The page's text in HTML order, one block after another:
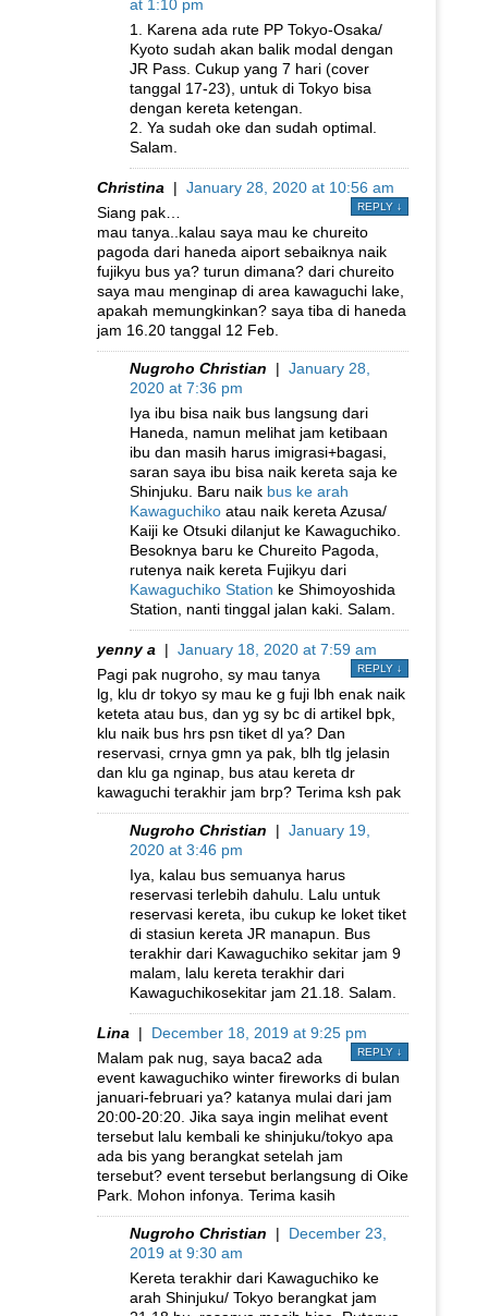
at 1:10 pm
1. Karena ada rute PP Tokyo-Osaka/
Kyoto sudah akan balik modal dengan
JR Pass. Cukup yang 7 hari (cover
tanggal 17-23), untuk di Tokyo bisa
dengan kereta ketengan.
2. Ya sudah oke dan sudah optimal.
Salam.
Christina | January 28, 2020 at 10:56 am
REPLY ↓
Siang pak…
mau tanya..kalau saya mau ke chureito
pagoda dari haneda aiport sebaiknya naik
fujikyu bus ya? turun dimana? dari chureito
saya mau menginap di area kawaguchi lake,
apakah memungkinkan? saya tiba di haneda
jam 16.20 tanggal 12 Feb.
Nugroho Christian | January 28,
2020 at 7:36 pm
Iya ibu bisa naik bus langsung dari
Haneda, namun melihat jam ketibaan
ibu dan masih harus imigrasi+bagasi,
saran saya ibu bisa naik kereta saja ke
Shinjuku. Baru naik bus ke arah
Kawaguchiko atau naik kereta Azusa/
Kaiji ke Otsuki dilanjut ke Kawaguchiko.
Besoknya baru ke Chureito Pagoda,
rutenya naik kereta Fujikyu dari
Kawaguchiko Station ke Shimoyoshida
Station, nanti tinggal jalan kaki. Salam.
yenny a | January 18, 2020 at 7:59 am
REPLY ↓
Pagi pak nugroho, sy mau tanya
lg, klu dr tokyo sy mau ke g fuji lbh enak naik
keteta atau bus, dan yg sy bc di artikel bpk,
klu naik bus hrs psn tiket dl ya? Dan
reservasi, crnya gmn ya pak, blh tlg jelasin
dan klu ga nginap, bus atau kereta dr
kawaguchi terakhir jam brp? Terima ksh pak
Nugroho Christian | January 19,
2020 at 3:46 pm
Iya, kalau bus semuanya harus
reservasi terlebih dahulu. Lalu untuk
reservasi kereta, ibu cukup ke loket tiket
di stasiun kereta JR manapun. Bus
terakhir dari Kawaguchiko sekitar jam 9
malam, lalu kereta terakhir dari
Kawaguchikosekitar jam 21.18. Salam.
Lina | December 18, 2019 at 9:25 pm
REPLY ↓
Malam pak nug, saya baca2 ada
event kawaguchiko winter fireworks di bulan
januari-februari ya? katanya mulai dari jam
20:00-20:20. Jika saya ingin melihat event
tersebut lalu kembali ke shinjuku/tokyo apa
ada bis yang berangkat setelah jam
tersebut? event tersebut berlangsung di Oike
Park. Mohon infonya. Terima kasih
Nugroho Christian | December 23,
2019 at 9:30 am
Kereta terakhir dari Kawaguchiko ke
arah Shinjuku/ Tokyo berangkat jam